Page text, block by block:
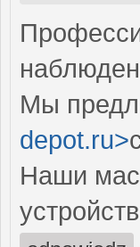
Мы
depot.ru>
Наши